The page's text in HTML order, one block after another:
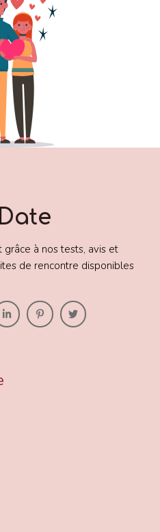
grâce à nos tests, avis et
de rencontre disponibles